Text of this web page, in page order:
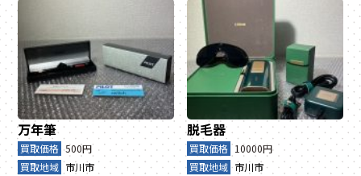
万年筆
買取価格 500円
買取地域 市川市
脱毛器
買取価格 10000円
買取地域 市川市